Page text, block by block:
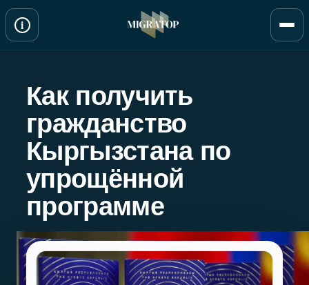
Перейти
i
Как получить
гражданство
Кыргызстана по
упрощённой
программе